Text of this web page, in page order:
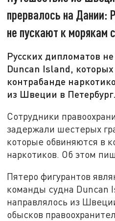
прервалось на Дании:
не пускают к морякам
Русских дипломатов
Duncan Island,
контрабанде
из Швеции в Петербург.
Сотрудники
задержали шестерых
которые обвиняются в
наркотиков. Об этом
Пятеро фигурантов
команды судна Duncan
направлялось из
обысков